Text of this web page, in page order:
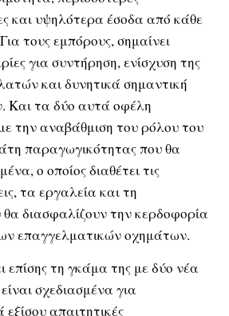
και υψηλότερα έσοδα από κάθε
τους εμπόρους, σημαίνει
για συντήρηση, ενίσχυση της
και δυνητικά σημαντική
Και τα δύο αυτά οφέλη
την αναβάθμιση του ρόλου του
παραγωγικότητας που θα
ο οποίος διαθέτει τις
τα εργαλεία και τη
διασφαλίζουν την κερδοφορία
επαγγελματικών οχημάτων.
επίσης τη γκάμα της με δύο νέα
σχεδιασμένα για
απαιτητικές